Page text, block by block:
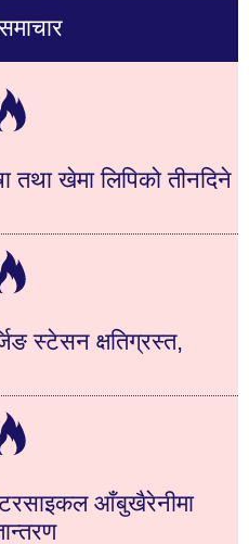
तथा खेमा लिपिको तीनदिने
स्टेसन क्षतिग्रस्त,
आँबुखैरेनीमा